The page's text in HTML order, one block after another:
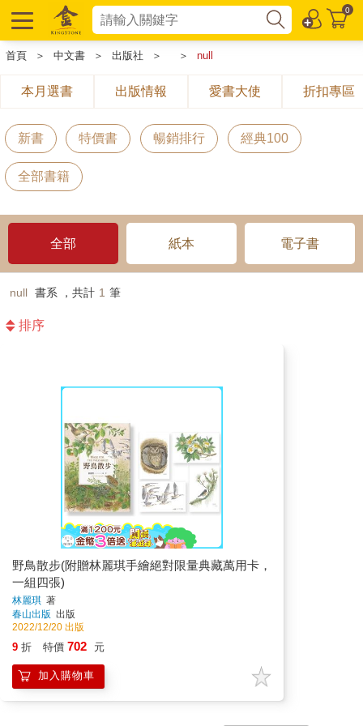
0
首頁 ＞ 中文書 ＞ 出版社 ＞ ＞ null
本月選書 出版情報 愛書大使 折扣專區
新書 特價書 暢銷排行 經典100
全部書籍
全部 紙本 電子書
null 書系 ，共計 1 筆
排序
野鳥散步(附贈林麗琪手繪絕對限量典藏萬用卡，
一組四張)
林麗琪 著
春山出版 出版
2022/12/20 出版
9 折 特價 702 元
加入購物車